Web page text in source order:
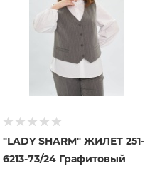
"LADY SHARM" ЖИЛЕТ 251-
6213-73/24 Графитовый